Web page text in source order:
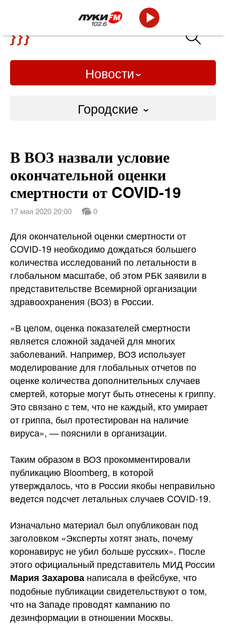
Новости
Городские
Слово Дело
Народные
В ВОЗ назвали условие
окончательной оценки
смертности от COVID-19
17 мая 2020 20:00 0
Для окончательной оценки смертности от
COVID-19 необходимо дождаться большего
количества исследований по летальности в
глобальном масштабе, об этом РБК заявили в
представительстве Всемирной организации
здравоохранения (ВОЗ) в России.
«В целом, оценка показателей смертности
является сложной задачей для многих
заболеваний. Например, ВОЗ использует
моделирование для глобальныхотчетов по
оценке количества дополнительных случаев
смертей, которые могут быть отнесены к гриппу.
Это связано с тем, что не каждый, кто умирает
от гриппа, был протестирован на наличие
вируса», — пояснили в организации.
Таким образом в ВОЗ прокомментировали
публикацию Bloomberg, в которой
утверждалось, что в России якобы неправильно
ведется подсчет летальных случаев COVID-19.
Изначально материал был опубликован под
заголовком «Эксперты хотят знать, почему
коронавирус не убил больше русских». После
этого официальный представитель МИД России
Мария Захарова написала в фейсбуке, что
подобные публикации свидетельствуют о том,
что на Западе проводят кампанию по
дезинформации в отношении Москвы.